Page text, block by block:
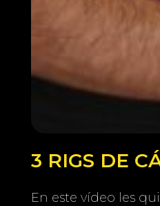
3 RIGS DE
En este vídeo les